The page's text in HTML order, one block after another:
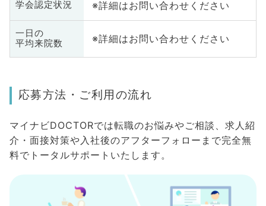
学会認定状況 ※詳細はお問い合わせください
一日の
平均来院数
※詳細はお問い合わせください
応募方法・ご利用の流れ
マイナビDOCTORでは転職のお悩みやご相談、求人紹
介・面接対策や入社後のアフターフォローまで完全無
料でトータルサポートいたします。